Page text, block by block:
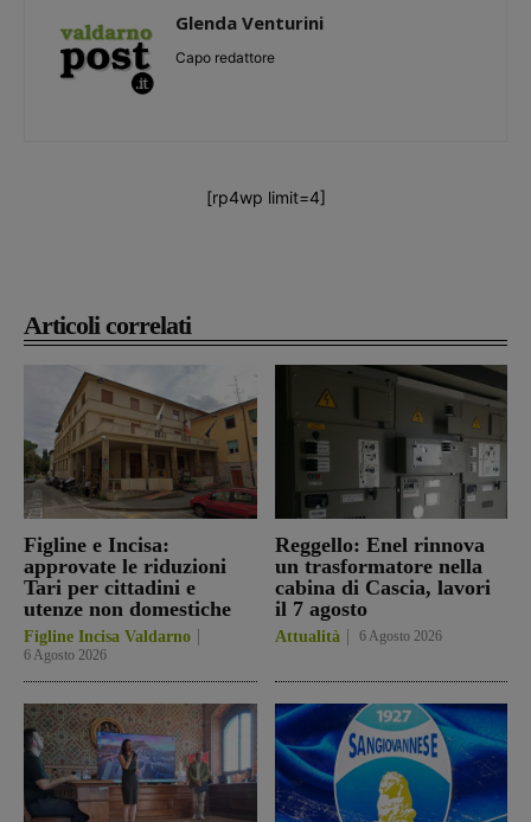
Articoli correlati
Figline e Incisa:
approvate le riduzioni
Tari per cittadini e
utenze non domestiche
Figline Incisa Valdarno
6 Agosto 2026
Reggello: Enel rinnova
un trasformatore nella
cabina di Cascia, lavori
il 7 agosto
Attualità 6 Agosto 2026
Glenda Venturini
Capo redattore
[rp4wp limit=4]